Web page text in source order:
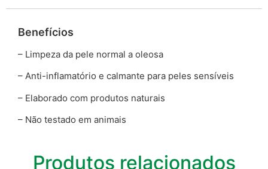
Benefícios
– Limpeza da pele normal a oleosa
– Anti-inflamatório e calmante para peles sensíveis
– Elaborado com produtos naturais
– Não testado em animais
Produtos relacionados